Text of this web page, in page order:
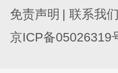
免责声明 | 联系我们
京ICP备05026319